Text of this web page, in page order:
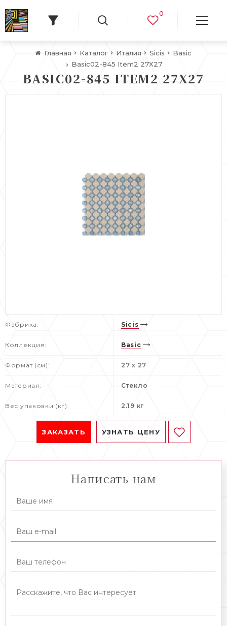
0
Главная Каталог Италия Sicis
Basic
Basic02-845 Item2 27X27
BASIC02-845 ITEM2 27X27
Фабрика: Sicis
Коллекция: Basic
Формат (см): 27 x 27
Материал: Стекло
Вес упаковки (кг): 2.19 кг
ЗАКАЗАТЬ УЗНАТЬ ЦЕНУ
Написать нам